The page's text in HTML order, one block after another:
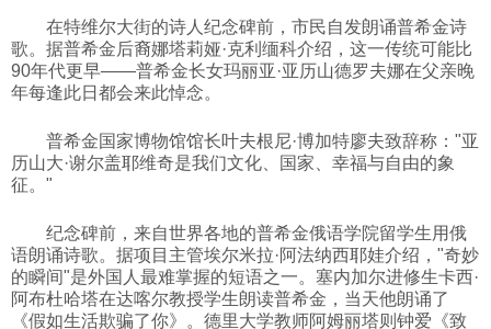
科技
社会
文化
历史
体育
在特维尔大街的诗人纪念碑前，市民自发朗诵普希金诗
歌。据普希金后裔娜塔莉娅·克利缅科介绍，这一传统可能比
90年代更早——普希金长女玛丽亚·亚历山德罗夫娜在父亲晚
年每逢此日都会来此悼念。
普希金国家博物馆馆长叶夫根尼·博加特廖夫致辞称："亚
历山大·谢尔盖耶维奇是我们文化、国家、幸福与自由的象
征。"
纪念碑前，来自世界各地的普希金俄语学院留学生用俄
语朗诵诗歌。据项目主管埃尔米拉·阿法纳西耶娃介绍，"奇妙
的瞬间"是外国人最难掌握的短语之一。塞内加尔进修生卡西·
阿布杜哈塔在达喀尔教授学生朗读普希金，当天他朗诵了
《假如生活欺骗了你》。德里大学教师阿姆丽塔则钟爱《致